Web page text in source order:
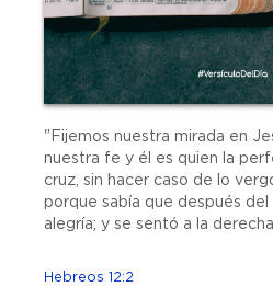
"Fijemos nuestra mirada en
nuestra fe y él es quien la
cruz, sin hacer caso de lo
porque sabía que después
alegría; y se sentó a la
Hebreos 12:2